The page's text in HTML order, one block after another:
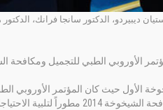
ديبيردو، الدكتور سانجا فرانك، الدكتور
الأول حيث كان المؤتمر الأوروبي
الشيخوخة الأول 2014 النجاح الأكبر حيث كان المؤتمر الأوروبي